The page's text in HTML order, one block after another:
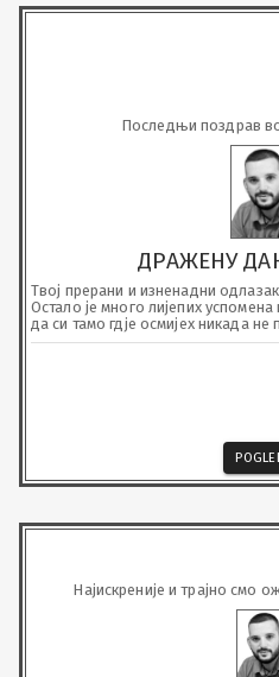
Последњи поздрав
ДРАЖЕНУ
Твој прерани и изненадни
Остало је много лијепих
да си тамо гдје осмијех никада не
Почивај у миру, а ми ћемо те
Најискреније и трајно смо